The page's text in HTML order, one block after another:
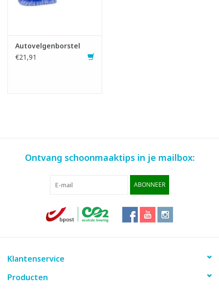
Autovelgenborstel
€21,91
Ontvang schoonmaaktips in je mailbox:
ABONNEER
Klantenservice
Producten